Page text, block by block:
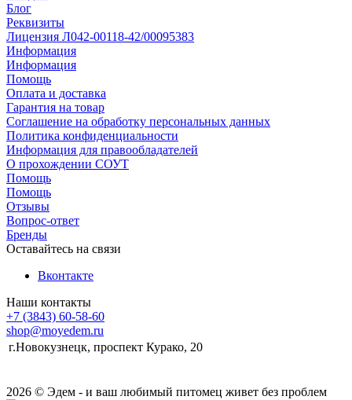
Блог
Реквизиты
Лицензия Л042-00118-42/00095383
Информация
Информация
Помощь
Оплата и доставка
Гарантия на товар
Соглашение на обработку персональных данных
Политика конфиденциальности
Информация для правообладателей
О прохождении СОУТ
Помощь
Помощь
Отзывы
Вопрос-ответ
Бренды
Оставайтесь на связи
Вконтакте
Наши контакты
+7 (3843) 60-58-60
shop@moyedem.ru
г.Новокузнецк, проспект Курако, 20
2026 © Эдем - и ваш любимый питомец живет без проблем